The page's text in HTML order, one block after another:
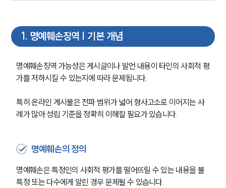
1 . 명예훼손징역 | 기본 개념
명예훼손징역 가능성은 게시글이나 발언 내용이 타인의 사회적 평
가를 저하시킬 수 있는지에 따라 문제됩니다.
특히 온라인 게시물은 전파 범위가 넓어 형사고소로 이어지는 사
례가 많아 성립 기준을 정확히 이해할 필요가 있습니다.
명예훼손의 정의
명예훼손은 특정인의 사회적 평가를 떨어뜨릴 수 있는 내용을 불
특정 또는 다수에게 알린 경우 문제될 수 있습니다.